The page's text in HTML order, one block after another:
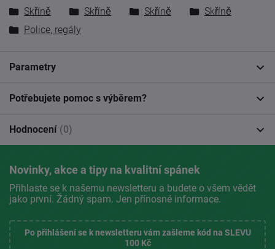
Skříně Skříně Skříně
Skříně
Police, regály
Parametry
Potřebujete pomoc s výběrem?
Hodnocení (0)
Novinky, akce a tipy na kvalitní spánek
Přihlaste se k našemu newsletteru a budete o všem vědět
jako první. Žádný spam. Jen přínosné informace.
Po přihlášení se k newsletteru vám zašleme kód na SLEVU
100 Kč